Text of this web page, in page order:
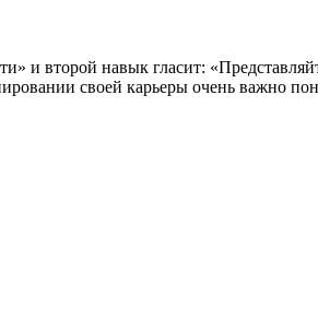
и второй навык гласит:
своей карьеры очень важно